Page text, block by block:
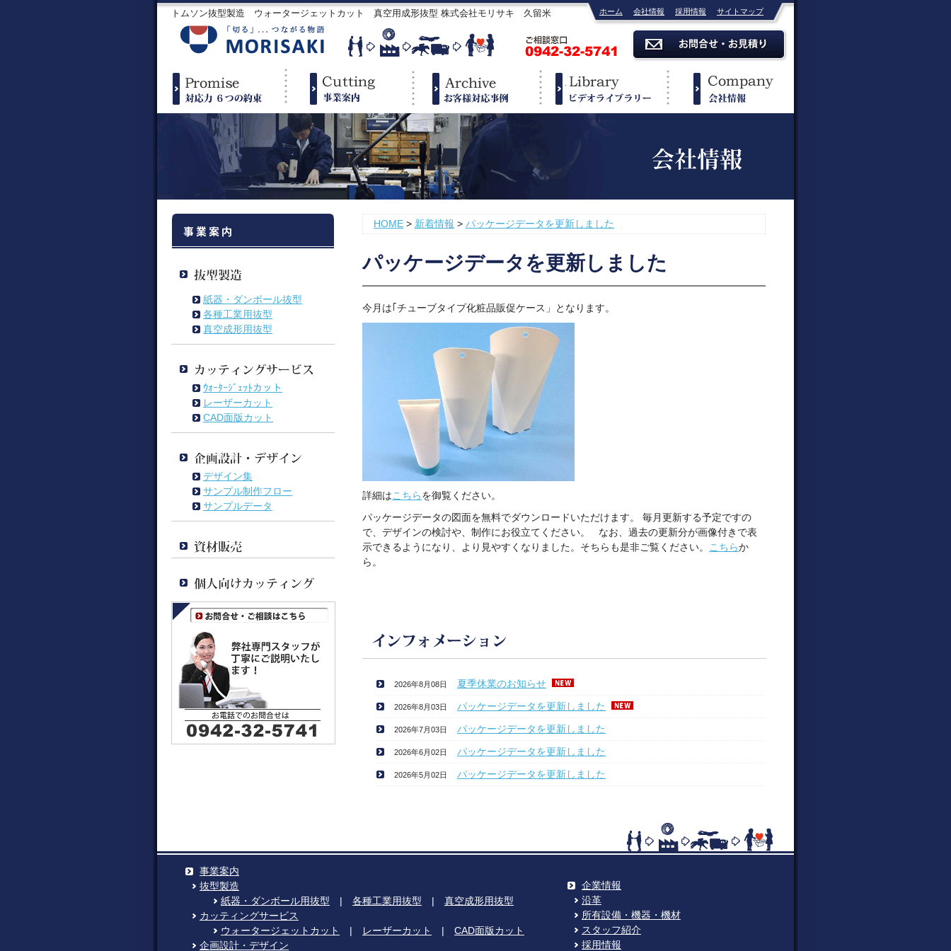
トムソン抜型製造 ウォータージェットカット 真空用成形抜型 株式会社モリサキ 久留米 ホーム 会社情報 採用情報 サイトマップ
紙器・ダンボール抜型
各種工業用抜型
真空成形用抜型
ｳｫｰﾀｰｼﾞｪｯﾄカット
レーザーカット
CAD面版カット
デザイン集
サンプル制作フロー
サンプルデータ
HOME > 新着情報 > パッケージデータを更新しました
パッケージデータを更新しました
今月は｢チューブタイプ化粧品販促ケース」となります。
詳細はこちらを御覧ください。
パッケージデータの図面を無料でダウンロードいただけます。 毎月更新する予定ですの
で、デザインの検討や、制作にお役立てください。 なお、過去の更新分が画像付きで表
示できるようになり、より見やすくなりました。そちらも是非ご覧ください。
こちらか
ら。
2026年8月08日 夏季休業のお知らせ
2026年8月03日 パッケージデータを更新しました
2026年7月03日 パッケージデータを更新しました
2026年6月02日 パッケージデータを更新しました
2026年5月02日 パッケージデータを更新しました
事業案内
抜型製造
紙器・ダンボール用抜型 | 各種工業用抜型 | 真空成形用抜型
カッティングサービス
ウォータージェットカット
| レーザーカット | CAD面版カット
企画設計・デザイン
企業情報
沿革
所有設備・機器・機材
スタッフ紹介
採用情報